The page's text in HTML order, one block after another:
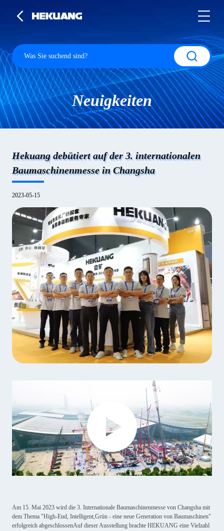
Neuigkeiten
Hekuang debütiert auf der 3. internationalen
Baumaschinenmesse in Changsha
2023-05-15
Am 15. Mai 2023 wird die 3. Internationale Baumaschinenmesse von Changsha mit
dem Thema "High-End, Intelligent,Grün - eine neue Generation von Baumaschinen"
erfolgreich abgeschlossenAuf dieser Ausstellung brachte HEKUANG eine Vielzahl